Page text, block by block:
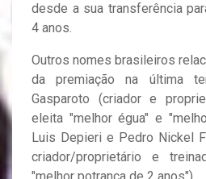
desde a sua transferência
4 anos.
Outros nomes brasileiros
da premiação na última
Gasparoto (criador e
eleita "melhor égua" e
Luis Depieri e Pedro Nickel
criador/proprietário e